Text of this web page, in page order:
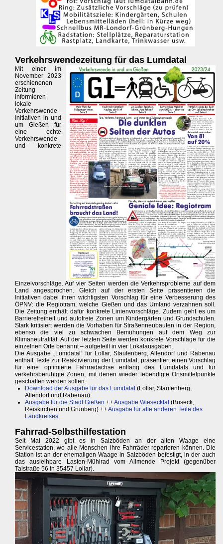
Verkehrswendezeitung für das Lumdatal
Mit einer im
November 2023
erschienenen
Zeitung
informieren
lokale
Verkehrswende-
Initiativen in und
um Gießen für
eine echte
Verkehrswende
und konkrete
Einzelvorschläge. Auf vier Seiten werden die Verkehrsprobleme auf dem
Land angesprochen. Gleich auf der ersten Seite präsentieren die
Initiativen dabei ihren wichtigsten Vorschlag für eine Verbesserung des
ÖPNV: die Regiotram, welche Gießen und das Umland verzahnen soll.
Die Zeitung enthält dafür konkrete Linienvorschläge. Zudem geht es um
Barrierefreiheit und autofreie Zonen um Kindergärten und Grundschulen.
Stark kritisiert werden die Vorhaben für Straßenneubauten in der Region,
ebenso die viel zu schwachen Bemühungen auf dem Weg zur
Klimaneutralität. Auf der letzten Seite werden konkrete Vorschläge für die
einzelnen Orte benannt – aufgeteilt in vier Lokalausgaben.
Die Ausgabe „Lumdatal“ für Lollar, Staufenberg, Allendorf und Rabenau
enthält Texte zur Reaktivierung der Lumdatal, präsentiert einen Vorschlag
für eine optimierte Fahrradachse entlang des Lumdatals und für
verkehrsberuhigte Zonen, mit denen wieder lebendigte Ortsmittelpunkte
geschaffen werden sollen.
Download der Ausgabe für das Lumdatal (Lollar, Staufenberg,
Allendorf und Rabenau)
Ausgabe für die Stadt Gießen ++Ausgabe Wiesecktal (Buseck,
Reiskirchen und Grünberg) ++Ausgabe für alle anderen Teile des
Landkreises
Fahrrad-Selbsthilfestation
Seit Mai 2022 gibt es in Salzböden an der alten Waage eine
Servicestation, wo alle Menschen ihre Fahrräder reparieren können. Die
Station ist an der ehemaligen Waage in Salzböden befestigt, in der auch
das ausleihbare Lasten-Mühlrad vom Allmende Projekt (gegenüber
Talstraße 56 in 35457 Lollar).